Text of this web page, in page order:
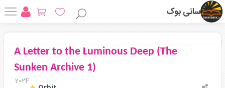
سانی بوک
A Letter to the Luminous Deep (The
Sunken Archive 1)
2024